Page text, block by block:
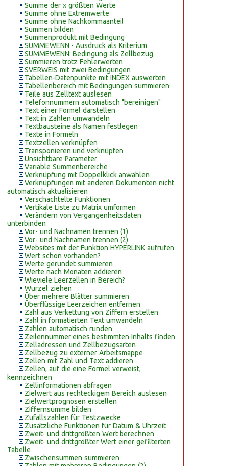
Summe der x größten Werte
Summe ohne Extremwerte
Summe ohne Nachkommaanteil
Summen bilden
Summenprodukt mit Bedingung
SUMMEWENN - Ausdruck als Kriterium
SUMMEWENN: Bedingung als Zellbezug
Summieren trotz Fehlerwerten
SVERWEIS mit zwei Bedingungen
Tabellen-Datenpunkte mit INDEX auswerten
Tabellenbereich mit Bedingungen summieren
Teile aus Zelltext auslesen
Telefonnummern automatisch "bereinigen"
Text einer Formel darstellen
Text in Zahlen umwandeln
Textbausteine als Namen festlegen
Texte in Formeln
Textzellen verknüpfen
Transponieren und verknüpfen
Unsichtbare Parameter
Variable Summenbereiche
Verknüpfung mit Doppelklick anwählen
Verknüpfungen mit anderen Dokumenten nicht
automatisch aktualisieren
Verschachtelte Funktionen
Vertikale Liste zu Matrix umformen
Verändern von Vergangenheitsdaten
unterbinden
Vor- und Nachnamen trennen (1)
Vor- und Nachnamen trennen (2)
Websites mit der Funktion HYPERLINK aufrufen
Wert schon vorhanden?
Werte gerundet summieren
Werte nach Monaten addieren
Wieviele Leerzellen in Bereich?
Wurzel ziehen
Über mehrere Blätter summieren
Überflüssige Leerzeichen entfernen
Zahl aus Verkettung von Ziffern erstellen
Zahl in formatierten Text umwandeln
Zahlen automatisch runden
Zeilennummer eines bestimmten Inhalts finden
Zelladressen und Zellbezugsarten
Zellbezug zu externer Arbeitsmappe
Zellen mit Zahl und Text addieren
Zellen, auf die eine Formel verweist,
kennzeichnen
Zellinformationen abfragen
Zielwert aus rechteckigem Bereich auslesen
Zielwertprognosen erstellen
Ziffernsumme bilden
Zufallszahlen für Testzwecke
Zusätzliche Funktionen für Datum & Uhrzeit
Zweit- und drittgrößten Wert berechnen
Zweit- und drittgrößter Wert einer gefilterten
Tabelle
Zwischensummen summieren